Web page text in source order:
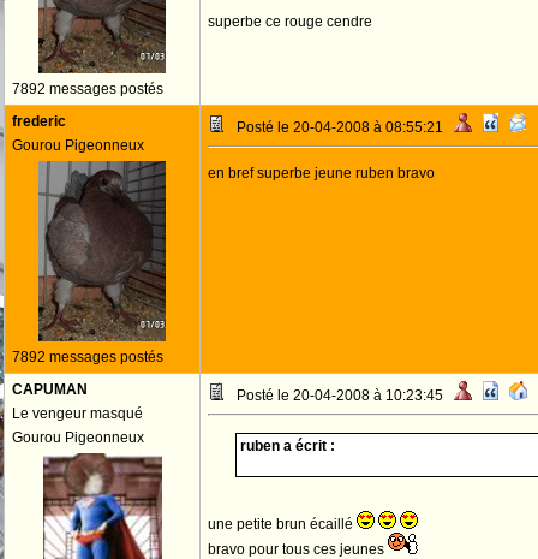
7892 messages postés
superbe ce rouge cendre
frederic
Gourou Pigeonneux
7892 messages postés
Posté le 20-04-2008 à 08:55:21
en bref superbe jeune ruben bravo
CAPUMAN
Le vengeur masqué
Gourou Pigeonneux
Posté le 20-04-2008 à 10:23:45
ruben a écrit :
une petite brun écaillé
bravo pour tous ces jeunes